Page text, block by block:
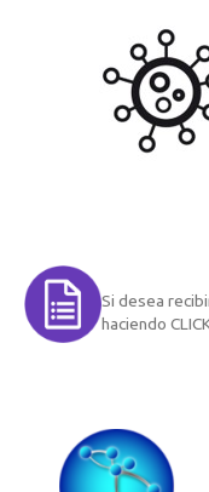
Si desea
haciendo